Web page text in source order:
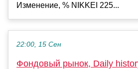
Изменение, % NIKKEI 225...
22:00, 15 Сен
Фондовый рынок, Daily